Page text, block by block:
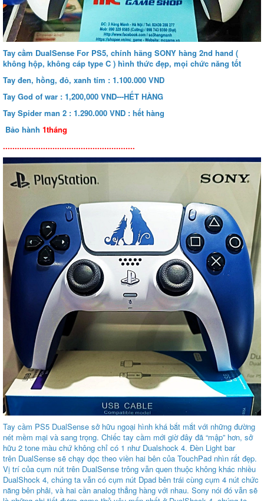
Tay cầm DualSense For PS5, chính hãng SONY hàng 2nd hand (
không hộp, không cáp type C ) hình thức đẹp, mọi chức năng tốt
Tay đen, hồng, đỏ, xanh tím : 1.100.000 VND
Tay God of war : 1,200,000 VND---HẾT HÀNG
Tay Spider man 2 : 1.290.000 VND : hết hàng
Bảo hành 1tháng
........................................................
Tay cầm PS5 DualSense sở hữu ngoại hình khá bắt mắt với những đường
nét mềm mại và sang trọng. Chiếc tay cầm mới giờ đây đã “mập” hơn, sở
hữu 2 tone màu chứ không chỉ có 1 như Dualshock 4. Đèn Light bar
trên DualSense sẽ chạy dọc theo viền hai bên của TouchPad nhìn rất đẹp.
Vị trí của cụm nút trên DualSense trông vẫn quen thuộc không khác nhiều
DualShock 4, chúng ta vẫn có cụm nút Dpad bên trái cùng cụm 4 nút chức
năng bên phải, và hai cần analog thẳng hàng với nhau. Sony nói đó vẫn sẽ